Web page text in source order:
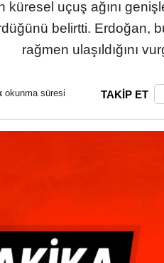
uçuş ağını
belirtti. Erdoğan,
rağmen ulaşıldığını
okunma süresi TAKİP ET